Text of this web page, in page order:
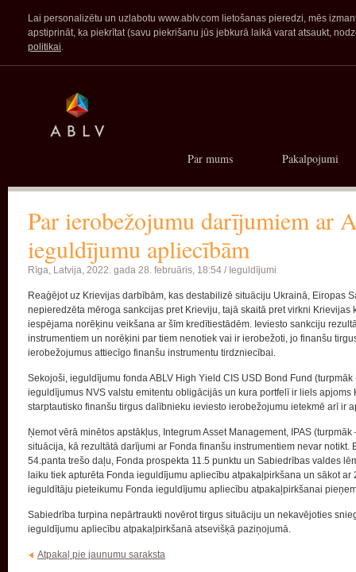
Lai personalizētu un uzlabotu www.ablv.com lietošanas pieredzi, mēs
apstiprināt, ka piekrītat (savu piekrišanu jūs jebkurā laikā varat atsaukt,
politikai.
Par mums Pakalpojumi
Par ierobežojumu darījumiem
ieguldījumu apliecībām
Rīga, Latvija, 2022. gada 28. februāris, 18:54 / Ieguldījumi
Reaģējot uz Krievijas darbībām, kas destabilizē situāciju Ukrainā, Eiropas
nepieredzēta mēroga sankcijas pret Krieviju, tajā skaitā pret virkni
iespējama norēķinu veikšana ar šīm kredītiestādēm. Ieviesto sankciju
instrumentiem un norēķini par tiem nenotiek vai ir ierobežoti, jo finanšu
ierobežojumus attiecīgo finanšu instrumentu tirdzniecībai.
Sekojoši, ieguldījumu fonda ABLV High Yield CIS USD Bond Fund
ieguldījumus NVS valstu emitentu obligācijās un kura portfelī ir liels
starptautisko finanšu tirgus dalībnieku ieviesto ierobežojumu ietekmē arī ir
Ņemot vērā minētos apstākļus, Integrum Asset Management, IPAS
situācija, kā rezultātā darījumi ar Fonda finanšu instrumentiem nevar
54.panta trešo daļu, Fonda prospekta 11.5 punktu un Sabiedrības valdes
laiku tiek apturēta Fonda ieguldījumu apliecību atpakaļpirkšana un sākot
ieguldītāju pieteikumu Fonda ieguldījumu apliecību atpakaļpirkšanai
Sabiedrība turpina nepārtraukti novērot tirgus situāciju un nekavējoties
ieguldījumu apliecību atpakaļpirkšanā atsevišķā paziņojumā.
Atpakaļ pie jaunumu saraksta